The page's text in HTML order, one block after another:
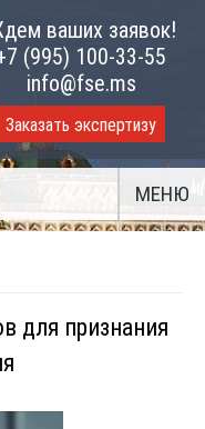
ваших заявок!
(995) 100-33-55
info@fse.ms
Заказать экспертизу
МЕНЮ
для признания